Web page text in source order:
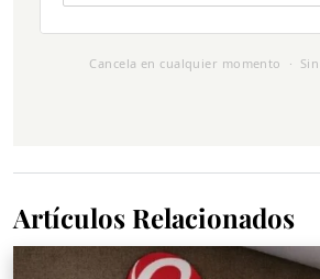
Cancela en cualquier momento ·
Artículos Relacionados